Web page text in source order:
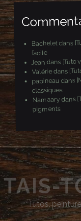
l
Bacheletdans
facile
Jean dans [Tuto
Valériedans
papineau dans
classiques
Namaarydans
pigments
TAIS-
Tutos,